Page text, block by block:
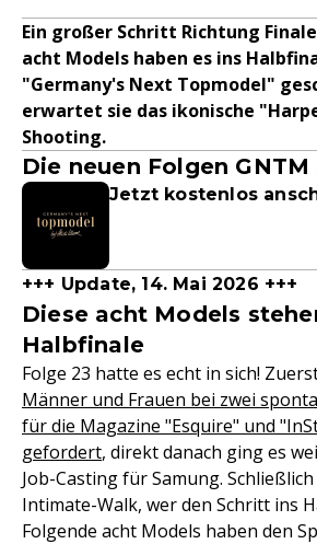
Ein großer Schritt Richtung
acht Models haben es ins
"Germany's Next Topmodel"
erwartet sie das ikonische
Shooting.
Die neuen Folgen
Jetzt kostenlos
+++ Update, 14. Mai 2026 +++
Diese acht Models
Halbfinale
Folge 23 hatte es echt in sich!
Männer und Frauen bei zwei
für die Magazine "Esquire" und
gefordert, direkt danach ging es
Job-Casting für Samung.
Intimate-Walk, wer den Schritt ins
Folgende acht Models haben den